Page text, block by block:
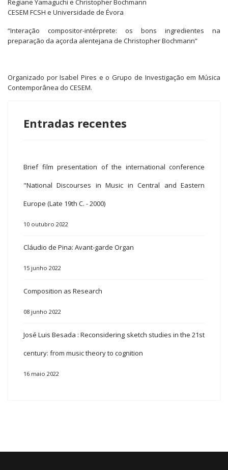
CESEM FCSH e Universidade de Évora
“Interação compositor-intérprete: os bons ingredientes na
preparação da açorda alentejana de Christopher Bochmann”
Organizado por Isabel Pires e o Grupo de Investigação em Música
Contemporânea do CESEM.
Entradas recentes
Brief film presentation of the international conference
"National Discourses in Music in Central and Eastern
Europe (Late 19th C. - 2000)
10 outubro 2022
Cláudio de Pina: Avant-garde Organ
15 junho 2022
Composition as Research
08 junho 2022
José Luis Besada : Reconsidering sketch studies in the 21st
century: from music theory to cognition
16 maio 2022